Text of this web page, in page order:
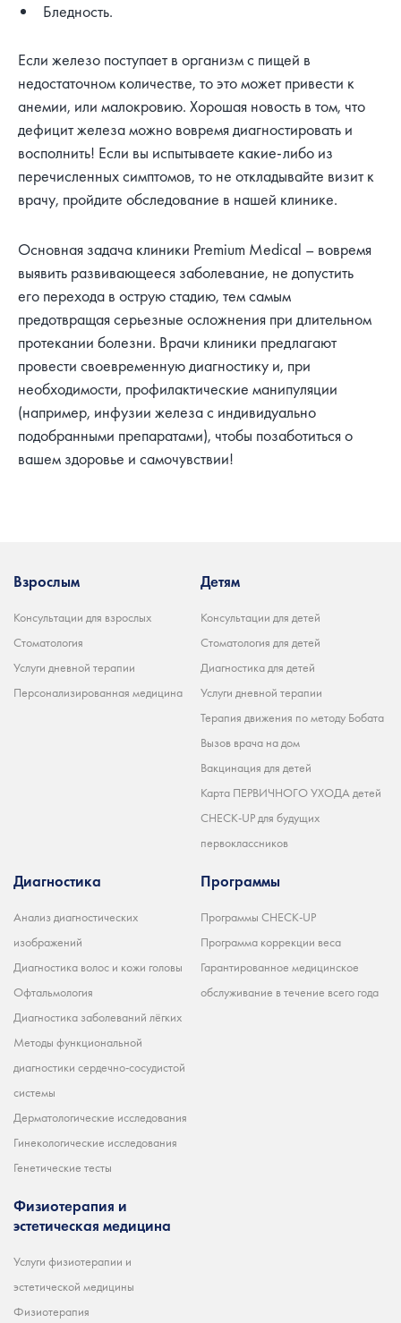
Бледность.
Если железо поступает в организм с пищей в
недостаточном количестве, то это может привести к
анемии, или малокровию. Хорошая новость в том, что
дефицит железа можно вовремя диагностировать и
восполнить! Если вы испытываете какие-либо из
перечисленных симптомов, то не откладывайте визит к
врачу, пройдите обследование в нашей клинике.
Основная задача клиники Premium Medical – вовремя
выявить развивающееся заболевание, не допустить
его перехода в острую стадию, тем самым
предотвращая серьезные осложнения при длительном
протекании болезни. Врачи клиники предлагают
провести своевременную диагностику и, при
необходимости, профилактические манипуляции
(например, инфузии железа с индивидуально
подобранными препаратами), чтобы позаботиться о
вашем здоровье и самочувствии!
Взрослым
Консультации для взрослых
Стоматология
Услуги дневной терапии
Персонализированная медицина
Детям
Консультации для детей
Стоматология для детей
Диагностика для детей
Услуги дневной терапии
Терапия движения по методу Бобата
Вызов врача на дом
Вакцинация для детей
Карта ПЕРВИЧНОГО УХОДА детей
CHECK-UP для будущих
первоклассников
Диагностика
Анализ диагностических
изображений
Диагностика волос и кожи головы
Офтальмология
Диагностика заболеваний лёгких
Методы функциональной
диагностики сердечно-сосудистой
системы
Дерматологические исследования
Гинекологические исследования
Генетические тесты
Физиотерапия и
эстетическая медицина
Услуги физиотерапии и
эстетической медицины
Физиотерапия
Программы
Программы CHECK-UP
Программа коррекции веса
Гарантированное медицинское
обслуживание в течение всего года